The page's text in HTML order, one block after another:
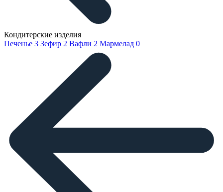
Кондитерские изделия
Печенье 3 Зефир 2 Вафли 2 Мармелад 0